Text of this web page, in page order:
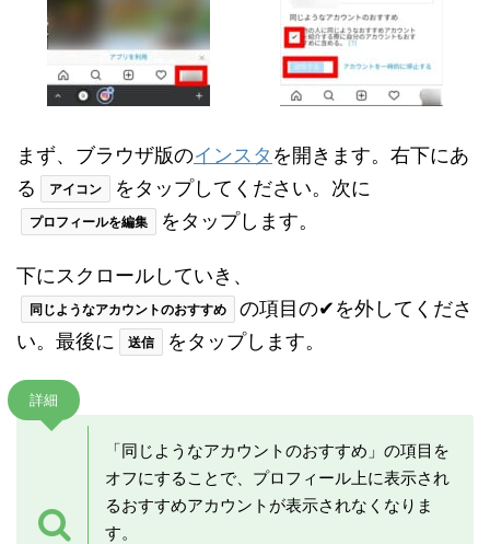
まず、ブラウザ版のインスタ を開きます。右下にあ
る
アイコン をタップしてください。次に
プロフィールを編集 をタップします。
下にスクロールしていき、
同じようなアカウントのおすすめ
の項目の✔を外してくださ
い。最後に
送信 をタップします。
詳細
「同じようなアカウントのおすすめ」の項目を
オフにすることで、プロフィール上に表示され
るおすすめアカウントが表示されなくなりま
す。